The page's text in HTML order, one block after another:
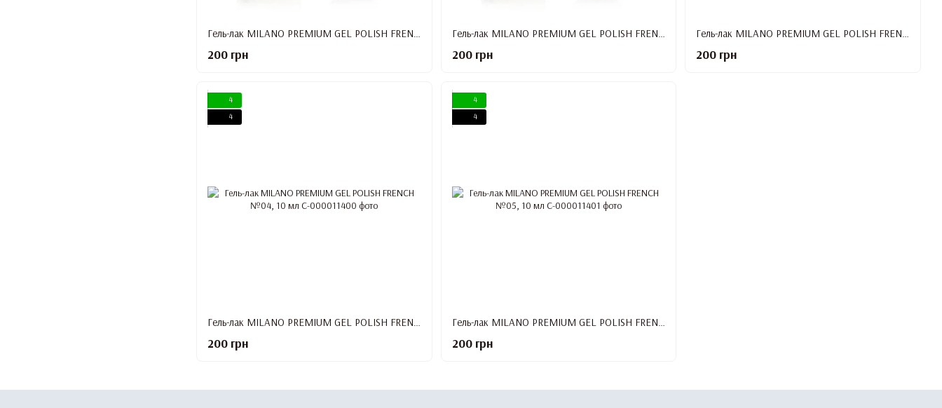
200 грн 200 грн 200 грн
4
4
Гель-лак MILANO PREMIUM GEL POLISH FRENCH №04, 10 мл
200 грн
4
4
Гель-лак MILANO PREMIUM GEL POLISH FRENCH №05, 10 мл
200 грн